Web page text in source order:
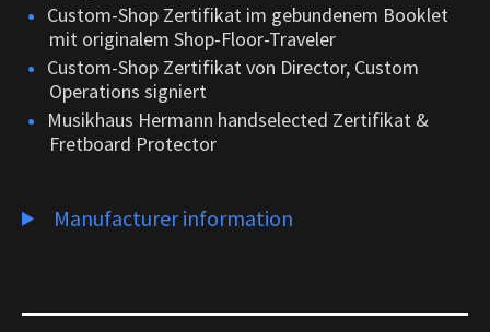
Custom-Shop Zertifikat im gebundenem Booklet
mit originalem Shop-Floor-Traveler
Custom-Shop Zertifikat von Director, Custom
Operations signiert
Musikhaus Hermann handselected Zertifikat &
Fretboard Protector
Manufacturer information